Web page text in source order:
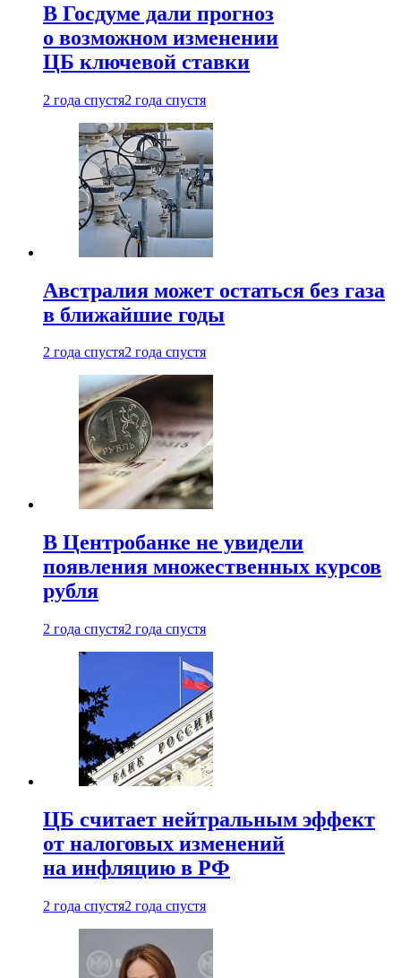
В Госдуме дали прогноз
о возможном изменении
ЦБ ключевой ставки
2 года спустя2 года спустя
Австралия может остаться без газа
в ближайшие годы
2 года спустя2 года спустя
В Центробанке не увидели
появления множественных курсов
рубля
2 года спустя2 года спустя
ЦБ считает нейтральным эффект
от налоговых изменений
на инфляцию в РФ
2 года спустя2 года спустя